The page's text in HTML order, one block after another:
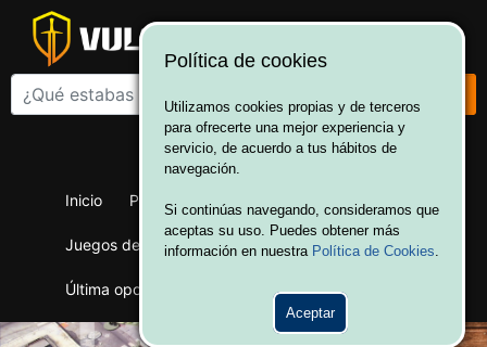
¡Bienvenido a Vulcania!
Inicio Productos Juegos de mesa
Juegos de cartas Merchandising Ofertas
Última oportunidad Wargames
Política de cookies
Utilizamos cookies propias y de terceros
para ofrecerte una mejor experiencia y
servicio, de acuerdo a tus hábitos de
navegación.
Si continúas navegando, consideramos que
aceptas su uso. Puedes obtener más
información en nuestra Política de Cookies.
Aceptar